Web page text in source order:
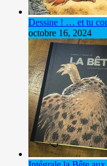
Dessine ! … et tu
octobre 16, 2024